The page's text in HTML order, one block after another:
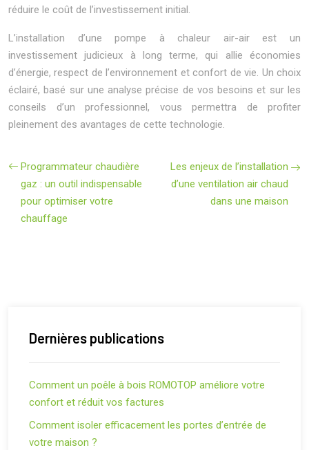
réduire le coût de l’investissement initial.
L’installation d’une pompe à chaleur air-air est un
investissement judicieux à long terme, qui allie économies
d’énergie, respect de l’environnement et confort de vie. Un choix
éclairé, basé sur une analyse précise de vos besoins et sur les
conseils d’un professionnel, vous permettra de profiter
pleinement des avantages de cette technologie.
Programmateur chaudière
gaz : un outil indispensable
pour optimiser votre
chauffage
Les enjeux de l’installation
d’une ventilation air chaud
dans une maison
Dernières publications
Comment un poêle à bois ROMOTOP améliore votre
confort et réduit vos factures
Comment isoler efficacement les portes d’entrée de
votre maison ?